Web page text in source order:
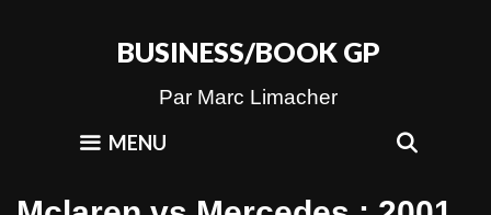
BUSINESS/BOOK GP
Par Marc Limacher
MENU